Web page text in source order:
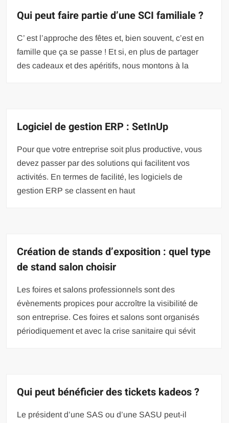
Qui peut faire partie d’une SCI familiale ?
C’ est l’approche des fêtes et, bien souvent, c’est en
famille que ça se passe ! Et si, en plus de partager
des cadeaux et des apéritifs, nous montons à la
Logiciel de gestion ERP : SetInUp
Pour que votre entreprise soit plus productive, vous
devez passer par des solutions qui facilitent vos
activités. En termes de facilité, les logiciels de
gestion ERP se classent en haut
Création de stands d’exposition : quel type
de stand salon choisir
Les foires et salons professionnels sont des
évènements propices pour accroître la visibilité de
son entreprise. Ces foires et salons sont organisés
périodiquement et avec la crise sanitaire qui sévit
Qui peut bénéficier des tickets kadeos ?
Le président d’une SAS ou d’une SASU peut-il